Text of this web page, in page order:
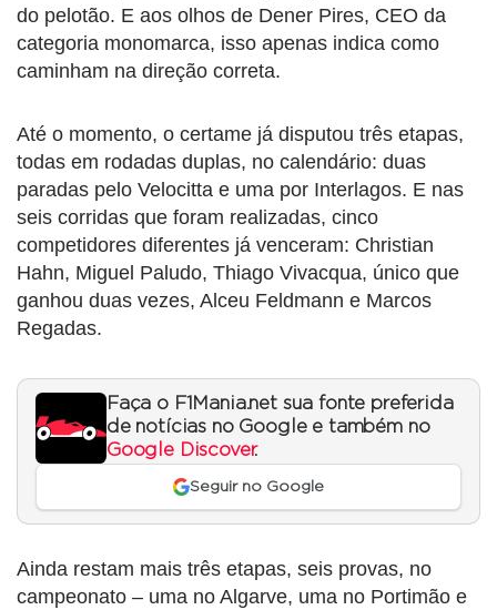
do pelotão. E aos olhos de Dener Pires, CEO da
categoria monomarca, isso apenas indica como
caminham na direção correta.
Até o momento, o certame já disputou três etapas,
todas em rodadas duplas, no calendário: duas
paradas pelo Velocitta e uma por Interlagos. E nas
seis corridas que foram realizadas, cinco
competidores diferentes já venceram: Christian
Hahn, Miguel Paludo, Thiago Vivacqua, único que
ganhou duas vezes, Alceu Feldmann e Marcos
Regadas.
Faça o F1Mania.net sua fonte preferida
de notícias no Google e também no
Google Discover.
Seguir no Google
Ainda restam mais três etapas, seis provas, no
campeonato – uma no Algarve, uma no Portimão e